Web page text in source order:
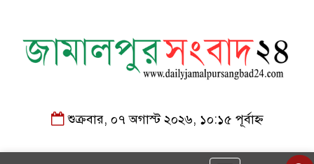
শুক্রবার, ০৭ অগাস্ট ২০২৬, ১০:১৫ পূর্বাহ্ন